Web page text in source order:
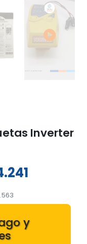
Inverter
y